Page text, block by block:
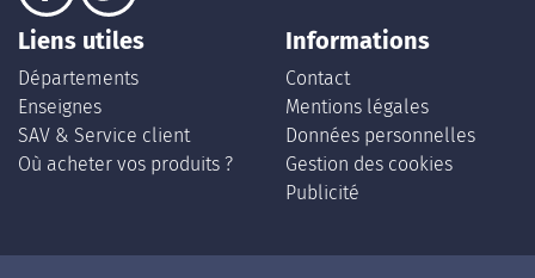
Liens utiles
Départements
Enseignes
SAV & Service client
Où acheter vos produits ?
Informations
Contact
Mentions légales
Données personnelles
Gestion des cookies
Publicité